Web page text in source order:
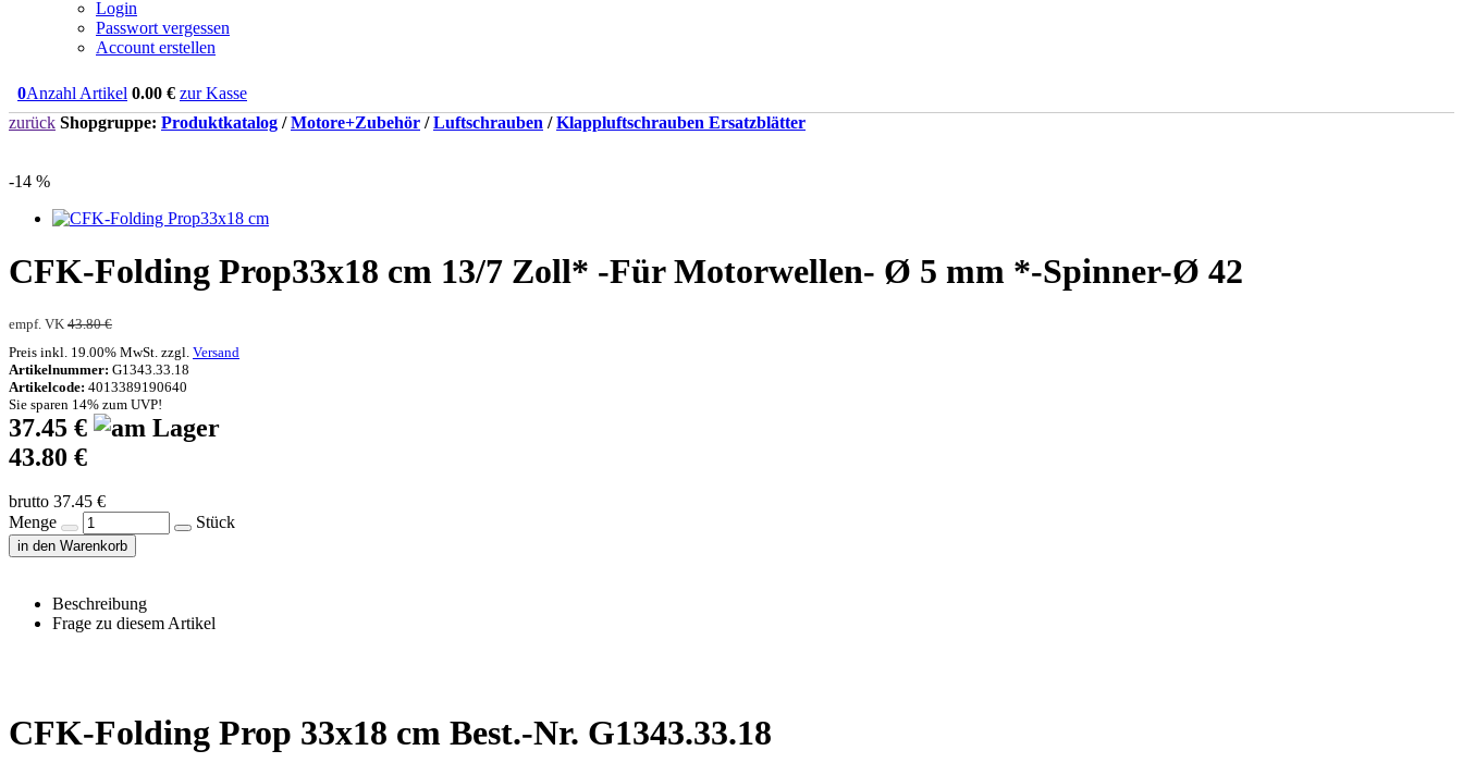
Login
Passwort vergessen
Account erstellen
0Anzahl Artikel 0.00 € zur Kasse
zurück Shopgruppe: Produktkatalog /Motore+Zubehör /Luftschrauben /Klappluftschrauben Ersatzblätter
-14 %
CFK-Folding Prop33x18 cm 13/7 Zoll* -Für Motorwellen- Ø 5 mm *-Spinner-Ø 42
empf. VK 43.80 €
Preis inkl. 19.00% MwSt. zzgl. Versand
Artikelnummer: G1343.33.18
Artikelcode: 4013389190640
Sie sparen 14% zum UVP!
37.45 €
43.80 €
brutto 37.45 €
Menge
Stück
in den Warenkorb
Beschreibung
Frage zu diesem Artikel
CFK-Folding Prop 33x18 cm Best.-Nr. G1343.33.18